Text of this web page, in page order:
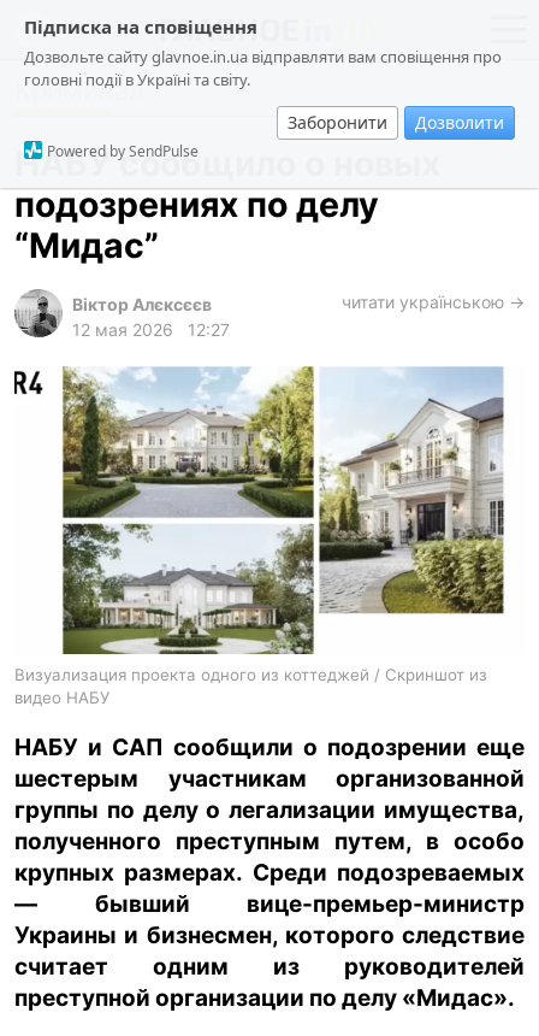
Підписка на сповіщення
Дозвольте сайту glavnoe.in.ua відправляти вам сповіщення про
головні події в Україні та світу.
Заборонити Дозволити
Powered by SendPulse
новости
о проекте
общество
происшествия
лонгриды
харьков
архив
gambling
ru en
Криминал
НАБУ сообщило о новых
подозрениях по делу
“Мидас”
Віктор Алєксєєв
12 мая 2026
12:27
читати українською →
Визуализация проекта одного из коттеджей / Скриншот из
видео НАБУ
НАБУ и САП сообщили о подозрении еще
шестерым участникам организованной
группы по делу о легализации имущества,
полученного преступным путем, в особо
крупных размерах. Среди подозреваемых
— бывший вице-премьер-министр
Украины и бизнесмен, которого следствие
считает одним из руководителей
преступной организации по делу «Мидас».